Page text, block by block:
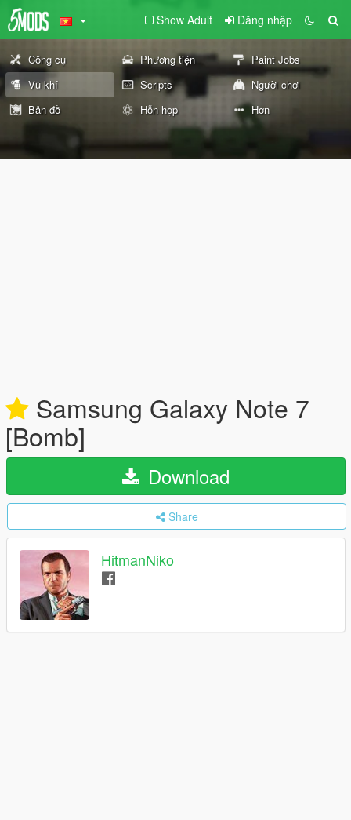
Show Adult Đăng nhập
Công cụ Phương tiện
Paint Jobs
Vũ khí
Scripts
Người chơi
Bản đồ
Hỗn hợp Hơn
Samsung Galaxy Note 7
[Bomb]
Download
Share
HitmanNiko